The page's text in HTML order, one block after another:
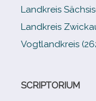
Landkreis
Landkreis
Vogtlandkreis
SCRIPTORIUM